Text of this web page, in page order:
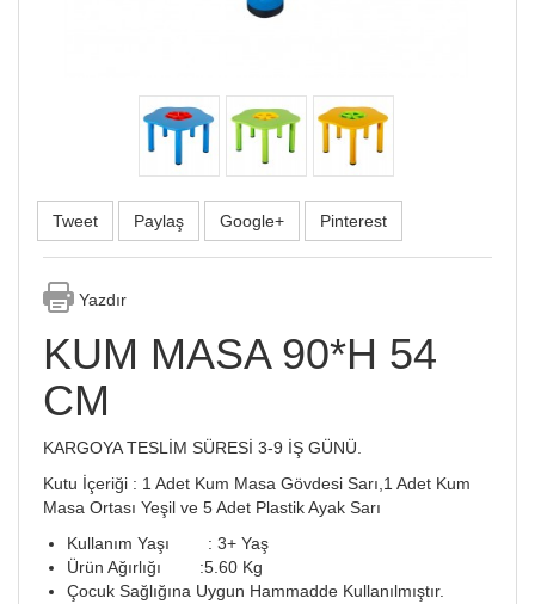
Tweet Paylaş Google+ Pinterest
Yazdır
KUM MASA 90*H 54
CM
KARGOYA TESLİM SÜRESİ 3-9 İŞ GÜNÜ.
Kutu İçeriği : 1 Adet Kum Masa Gövdesi Sarı,1 Adet Kum
Masa Ortası Yeşil ve 5 Adet Plastik Ayak Sarı
Kullanım Yaşı : 3+ Yaş
Ürün Ağırlığı :5.60 Kg
Çocuk Sağlığına Uygun Hammadde Kullanılmıştır.